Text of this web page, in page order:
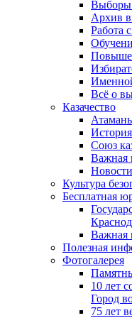
Выборы
Архив
Работа
Всё о
Казачество
История
Союз
Важная
Новости
Культура
Бесплатная
Важная
Полезная
Фотогалерея
10 лет
Город
75 лет